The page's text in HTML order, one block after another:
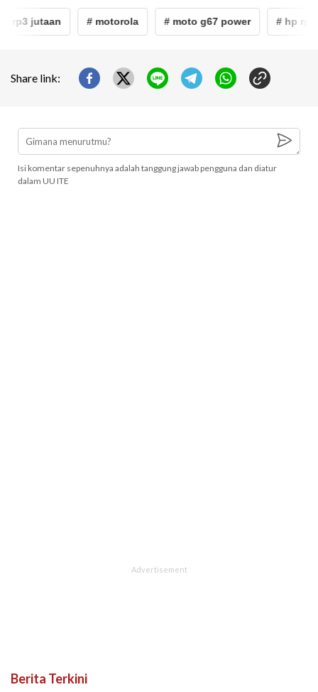
rp3 jutaan # motorola # moto g67 power # hp rp3
Share link:
Isi komentar sepenuhnya adalah tanggung jawab pengguna dan diatur
dalam UU ITE
Berita Terkini